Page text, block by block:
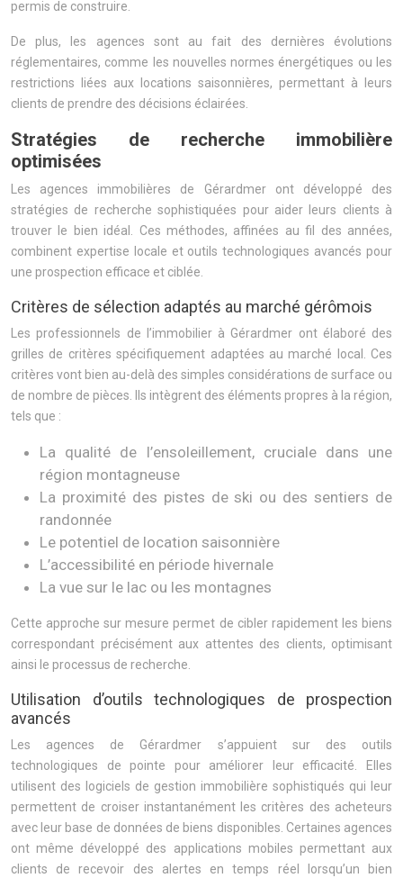
permis de construire.
De plus, les agences sont au fait des dernières évolutions
réglementaires, comme les nouvelles normes énergétiques ou les
restrictions liées aux locations saisonnières, permettant à leurs
clients de prendre des décisions éclairées.
Stratégies de recherche immobilière
optimisées
Les agences immobilières de Gérardmer ont développé des
stratégies de recherche sophistiquées pour aider leurs clients à
trouver le bien idéal. Ces méthodes, affinées au fil des années,
combinent expertise locale et outils technologiques avancés pour
une prospection efficace et ciblée.
Critères de sélection adaptés au marché gérômois
Les professionnels de l’immobilier à Gérardmer ont élaboré des
grilles de critères spécifiquement adaptées au marché local. Ces
critères vont bien au-delà des simples considérations de surface ou
de nombre de pièces. Ils intègrent des éléments propres à la région,
tels que :
La qualité de l’ensoleillement, cruciale dans une
région montagneuse
La proximité des pistes de ski ou des sentiers de
randonnée
Le potentiel de location saisonnière
L’accessibilité en période hivernale
La vue sur le lac ou les montagnes
Cette approche sur mesure permet de cibler rapidement les biens
correspondant précisément aux attentes des clients, optimisant
ainsi le processus de recherche.
Utilisation d’outils technologiques de prospection
avancés
Les agences de Gérardmer s’appuient sur des outils
technologiques de pointe pour améliorer leur efficacité. Elles
utilisent des logiciels de gestion immobilière sophistiqués qui leur
permettent de croiser instantanément les critères des acheteurs
avec leur base de données de biens disponibles. Certaines agences
ont même développé des applications mobiles permettant aux
clients de recevoir des alertes en temps réel lorsqu’un bien